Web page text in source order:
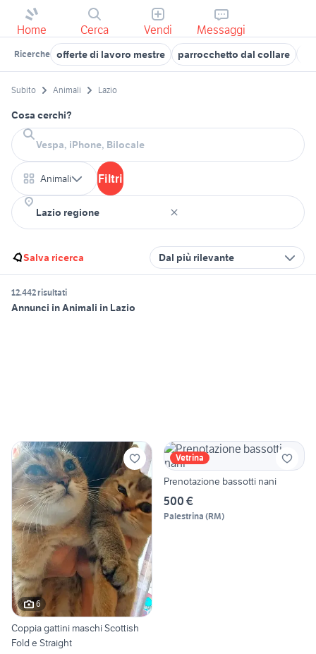
Home Cerca Vendi Messaggi
Ricerche offerte di lavoro mestre parrocchetto dal collare
Subito Animali Lazio
Cosa cerchi?
Animali Filtri
Salva ricerca Dal più rilevante
12.442 risultati
Annunci in Animali in Lazio
6
Coppia gattini maschi Scottish
Fold e Straight
Vetrina
Prenotazione bassotti nani
500 €
Palestrina (RM)